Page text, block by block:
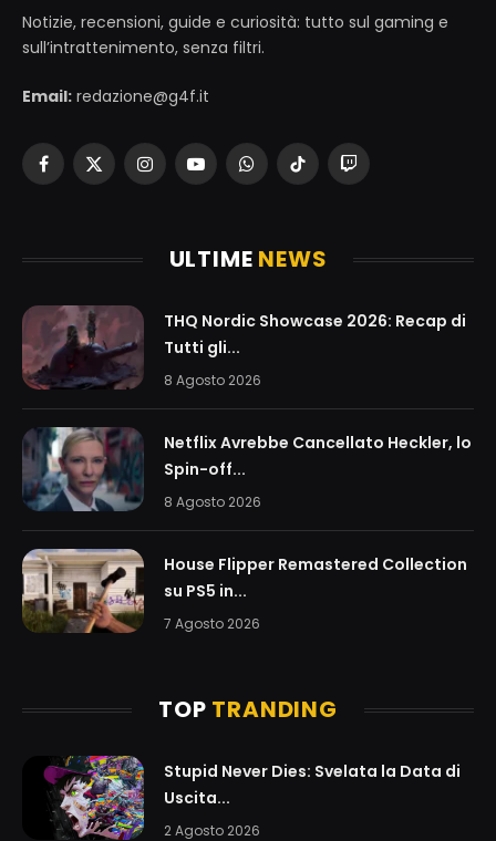
Notizie, recensioni, guide e curiosità: tutto sul gaming e
sull’intrattenimento, senza filtri.
Email: redazione@g4f.it
Facebook
X
InstagramYouTubeWhatsAppTikTokTwitch
ULTIME NEWS
THQ Nordic Showcase 2026: Recap di
Tutti gli...
8 Agosto 2026
Netflix Avrebbe Cancellato Heckler, lo
Spin-off...
8 Agosto 2026
House Flipper Remastered Collection
su PS5 in...
7 Agosto 2026
TOP TRANDING
Stupid Never Dies: Svelata la Data di
Uscita...
2 Agosto 2026